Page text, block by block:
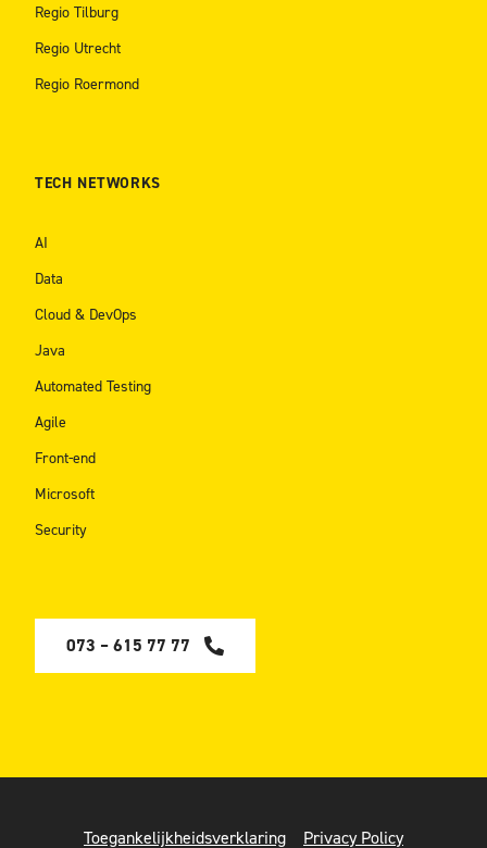
Regio Tilburg
Regio Utrecht
Regio Roermond
TECH NETWORKS
AI
Data
Cloud & DevOps
Java
Automated Testing
Agile
Front-end
Microsoft
Security
073 – 615 77 77
Toegankelijkheidsverklaring Privacy Policy